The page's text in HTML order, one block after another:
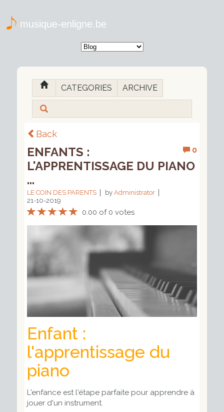
musique-enligne.be
CATEGORIES ARCHIVE
Back
0
ENFANTS :
L'APPRENTISSAGE DU PIANO
...
LE COIN DES PARENTS by Administrator
21-10-2019
0.00 of 0 votes
Enfant :
l'apprentissage du
piano
L'enfance est l'étape parfaite pour apprendre à
jouer d'un instrument.